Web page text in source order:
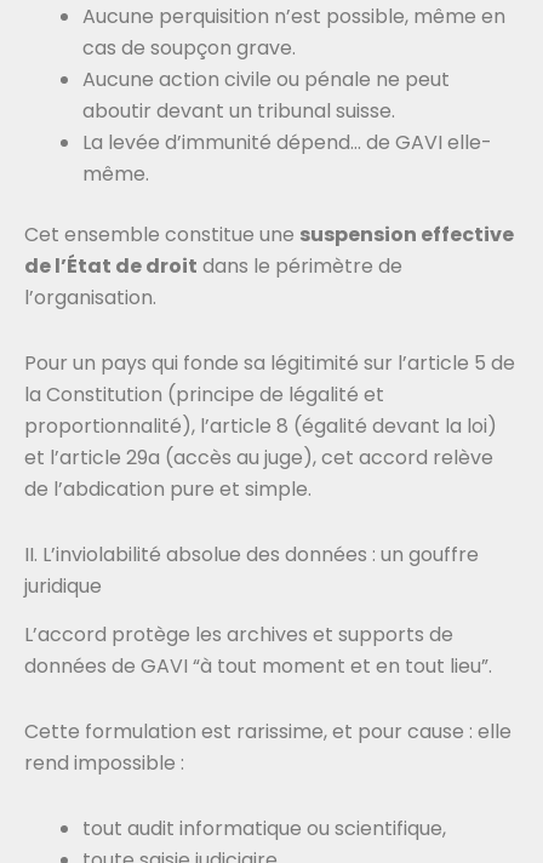
Aucune perquisition n’est possible, même en
cas de soupçon grave.
Aucune action civile ou pénale ne peut
aboutir devant un tribunal suisse.
La levée d’immunité dépend… de GAVI elle-
même.
Cet ensemble constitue une suspension effective
de l’État de droit dans le périmètre de
l’organisation.
Pour un pays qui fonde sa légitimité sur l’article 5 de
la Constitution (principe de légalité et
proportionnalité), l’article 8 (égalité devant la loi)
et l’article 29a (accès au juge), cet accord relève
de l’abdication pure et simple.
II. L’inviolabilité absolue des données : un gouffre
juridique
L’accord protège les archives et supports de
données de GAVI “à tout moment et en tout lieu”.
Cette formulation est rarissime, et pour cause : elle
rend impossible :
tout audit informatique ou scientifique,